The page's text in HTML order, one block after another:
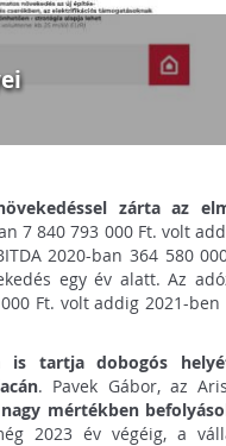
zárta az
7 840 793 000 Ft. volt
2020-ban 364 580
egy év alatt. Az
Ft. volt addig 2021-ben
is tartja dobogós
. Pavek Gábor, az
mértékben
2023 év végéig, a